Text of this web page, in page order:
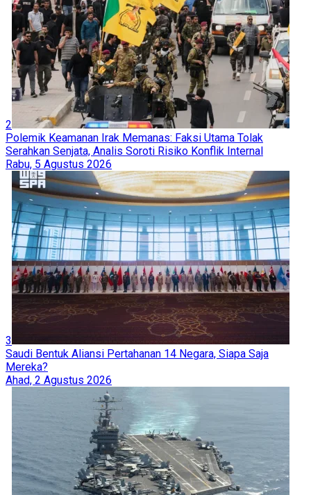
2
Polemik Keamanan Irak Memanas: Faksi Utama Tolak
Serahkan Senjata, Analis Soroti Risiko Konflik Internal
Rabu, 5 Agustus 2026
3
Saudi Bentuk Aliansi Pertahanan 14 Negara, Siapa Saja
Mereka?
Ahad, 2 Agustus 2026